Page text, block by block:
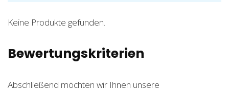
Keine Produkte gefunden.
Bewertungskriterien
Abschließend möchten wir Ihnen unsere